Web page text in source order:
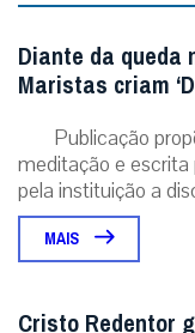
Diante da queda
Maristas criam
Publicação
meditação e
pela instituição a
MAIS
Cristo Redentor